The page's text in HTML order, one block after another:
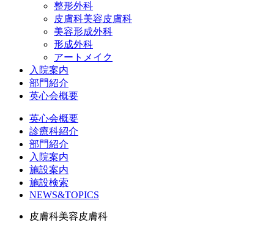
整形外科
皮膚科美容皮膚科
美容形成外科
形成外科
アートメイク
入院案内
部門紹介
英心会概要
英心会概要
診療科紹介
部門紹介
入院案内
施設案内
施設検索
NEWS&TOPICS
皮膚科美容皮膚科